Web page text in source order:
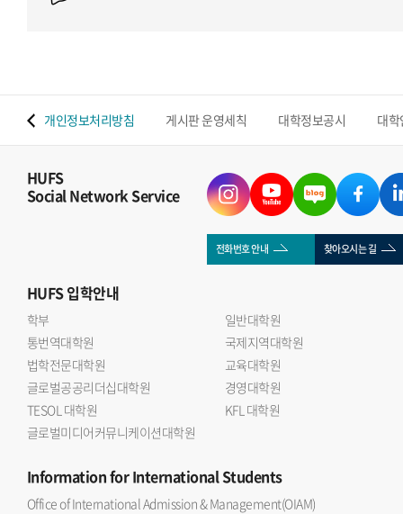
개인정보처리방침 게시판 운영세칙 대학정보공시 대
HUFS
Social Network Service
전화번호 안내 찾아오시는 길
HUFS입학안내
학부
일반대학원
통번역대학원
국제지역대학원
법학전문대학원
교육대학원
글로벌공공리더십대학원
경영대학원
TESOL 대학원
KFL 대학원
글로벌미디어커뮤니케이션대학원
Informationfor International Students
Office of International Admission & Management(OIAM)